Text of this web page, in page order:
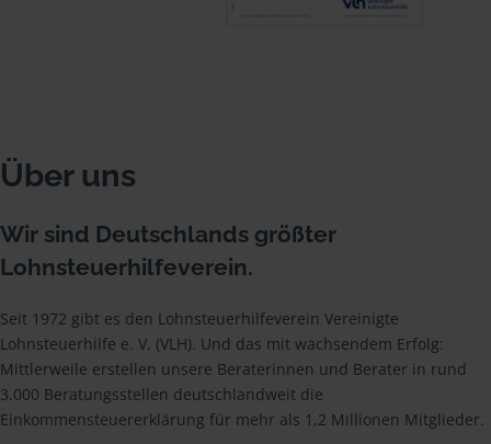
Über uns
Wir sind Deutschlands größter
Lohnsteuerhilfeverein.
Seit 1972 gibt es den Lohnsteuerhilfeverein Vereinigte
Lohnsteuerhilfe e. V. (VLH). Und das mit wachsendem Erfolg:
Mittlerweile erstellen unsere Beraterinnen und Berater in rund
3.000 Beratungsstellen deutschlandweit die
Einkommensteuererklärung für mehr als 1,2 Millionen Mitglieder.